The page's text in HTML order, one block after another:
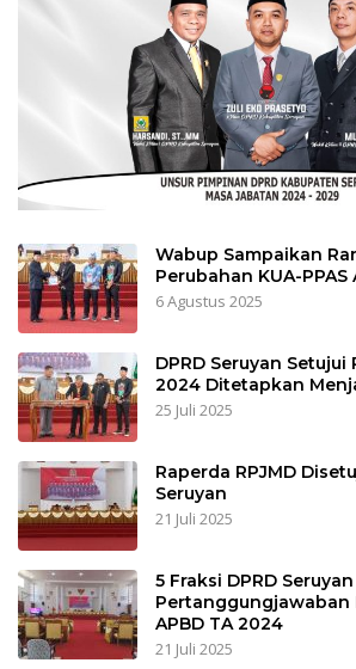
Wabup Sampaikan
Perubahan KUA-PPAS
6 Agustus 2025
DPRD Seruyan Setujui
2024 Ditetapkan
25 Juli 2025
Raperda RPJMD
Seruyan
21 Juli 2025
5 Fraksi DPRD
Pertanggungjawaban
APBD TA 2024
21 Juli 2025